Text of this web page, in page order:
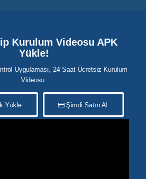
Kurulum Videosu APK
Yükle!
Uygulaması, 24 Saat Ücretsiz Kurulum
Videosu.
Yükle Şimdi Satın Al